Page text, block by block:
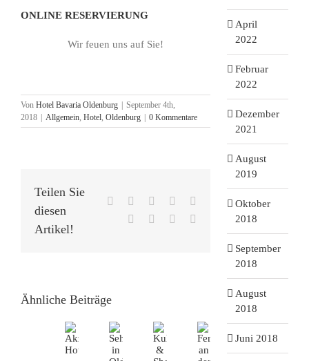
ONLINE RESERVIERUNG
Wir feuen uns auf Sie!
Von Hotel Bavaria Oldenburg
September 4th,
2018
Allgemein, Hotel, Oldenburg 0 Kommentare
Teilen Sie
diesen
Artikel!
Facebook Reddit LinkedInWhatsApp
TumblrPinterest
Ähnliche Beiträge
April
2022
Februar
2022
Dezember
2021
August
2019
Oktober
2018
September
2018
August
2018
Juni 2018